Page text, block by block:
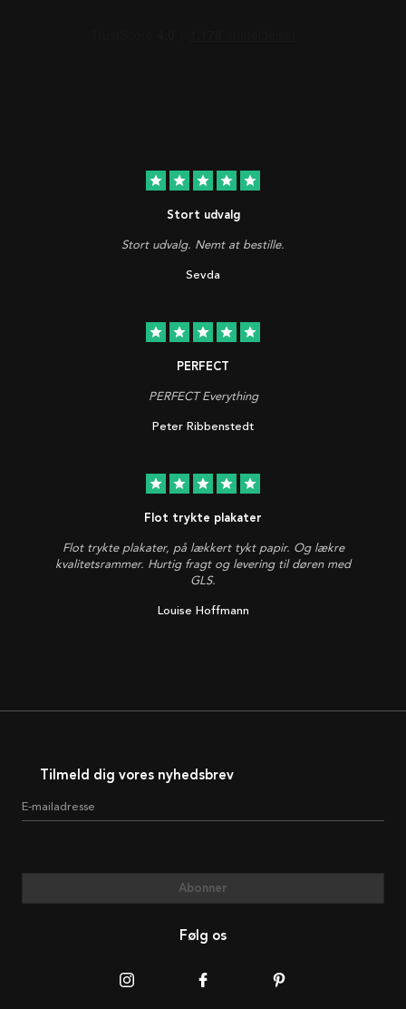
star star star star star
Stort udvalg
Stort udvalg. Nemt at bestille.
Sevda
star star star star star
PERFECT
PERFECT Everything
Peter Ribbenstedt
star star star star star
Flot trykte plakater
Flot trykte plakater, på lækkert tykt papir. Og lækre
kvalitetsrammer. Hurtig fragt og levering til døren med
GLS.
Louise Hoffmann
Tilmeld dig vores nyhedsbrev
E-mailadresse
Abonner
Følg os